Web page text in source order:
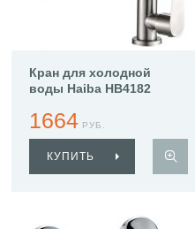
Кран для холодной
воды Haiba HB4182
1664 РУБ.
КУПИТЬ